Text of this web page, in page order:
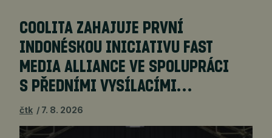
COOLITA ZAHAJUJE PRVNÍ
INDONÉSKOU INICIATIVU FAST
MEDIA ALLIANCE VE SPOLUPRÁCI
S PŘEDNÍMI VYSÍLACÍMI…
čtk 7. 8. 2026